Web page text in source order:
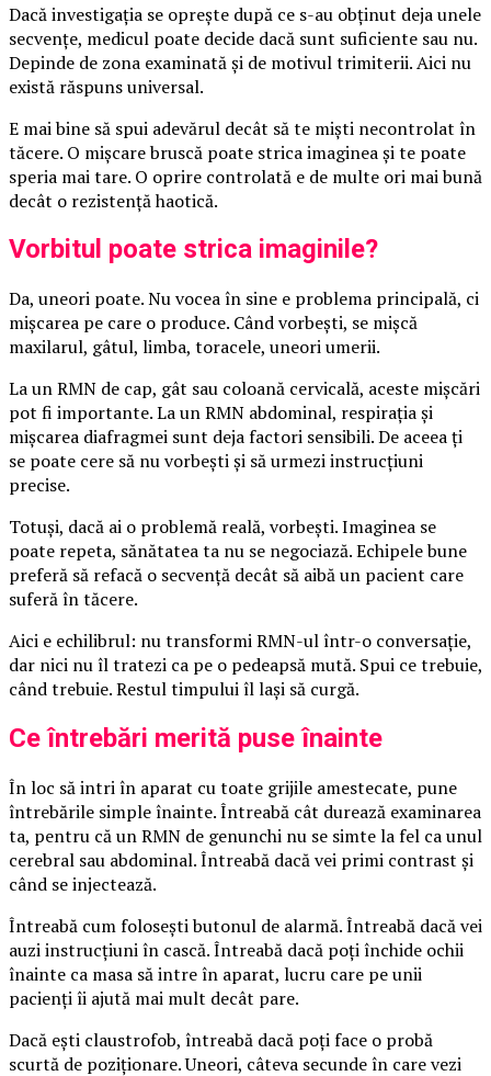
Dacă investigația se oprește după ce s-au obținut deja unele
secvențe, medicul poate decide dacă sunt suficiente sau nu.
Depinde de zona examinată și de motivul trimiterii. Aici nu
există răspuns universal.
E mai bine să spui adevărul decât să te miști necontrolat în
tăcere. O mișcare bruscă poate strica imaginea și te poate
speria mai tare. O oprire controlată e de multe ori mai bună
decât o rezistență haotică.
Vorbitul poate strica imaginile?
Da, uneori poate. Nu vocea în sine e problema principală, ci
mișcarea pe care o produce. Când vorbești, se mișcă
maxilarul, gâtul, limba, toracele, uneori umerii.
La un RMN de cap, gât sau coloană cervicală, aceste mișcări
pot fi importante. La un RMN abdominal, respirația și
mișcarea diafragmei sunt deja factori sensibili. De aceea ți
se poate cere să nu vorbești și să urmezi instrucțiuni
precise.
Totuși, dacă ai o problemă reală, vorbești. Imaginea se
poate repeta, sănătatea ta nu se negociază. Echipele bune
preferă să refacă o secvență decât să aibă un pacient care
suferă în tăcere.
Aici e echilibrul: nu transformi RMN-ul într-o conversație,
dar nici nu îl tratezi ca pe o pedeapsă mută. Spui ce trebuie,
când trebuie. Restul timpului îl lași să curgă.
Ce întrebări merită puse înainte
În loc să intri în aparat cu toate grijile amestecate, pune
întrebările simple înainte. Întreabă cât durează examinarea
ta, pentru că un RMN de genunchi nu se simte la fel ca unul
cerebral sau abdominal. Întreabă dacă vei primi contrast și
când se injectează.
Întreabă cum folosești butonul de alarmă. Întreabă dacă vei
auzi instrucțiuni în cască. Întreabă dacă poți închide ochii
înainte ca masa să intre în aparat, lucru care pe unii
pacienți îi ajută mai mult decât pare.
Dacă ești claustrofob, întreabă dacă poți face o probă
scurtă de poziționare. Uneori, câteva secunde în care vezi